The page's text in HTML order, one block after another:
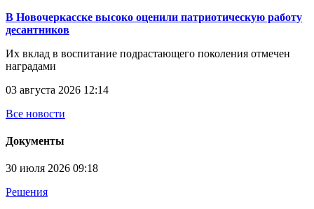
В Новочеркасске высоко оценили патриотическую работу
десантников
Их вклад в воспитание подрастающего поколения отмечен
наградами
03 августа 2026 12:14
Все новости
Документы
30 июля 2026 09:18
Решения